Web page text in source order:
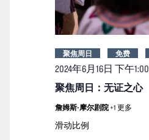
聚焦周日：无证之心
2024年6月16日 下午1:00
聚焦周日 免费
詹姆斯-摩尔剧院 +1 更多
滑动比例